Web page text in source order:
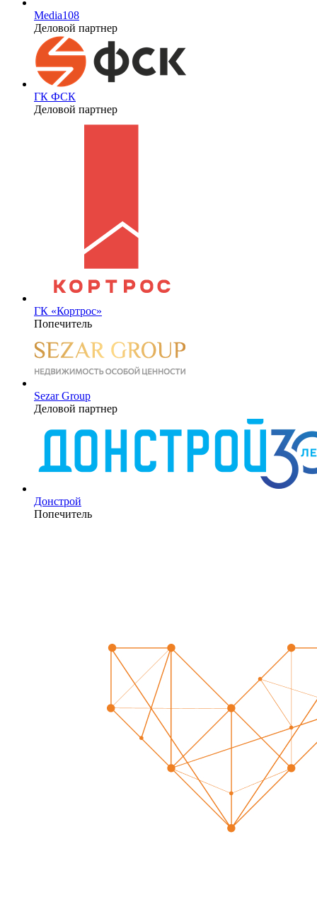
Media108
Деловой партнер
ГК ФСК
Деловой партнер
ГК «Кортрос»
Попечитель
Sezar Group
Деловой партнер
Донстрой
Попечитель